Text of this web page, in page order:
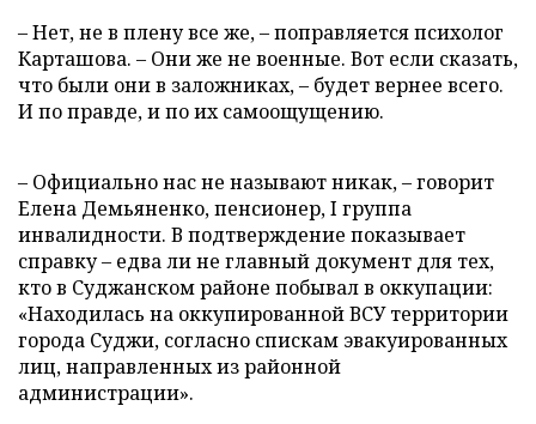
– Нет, не в плену все же, – поправляется психолог
Карташова. – Они же не военные. Вот если сказать,
что были они в заложниках, – будет вернее всего.
И по правде, и по их самоощущению.
– Официально нас не называют никак, – говорит
Елена Демьяненко, пенсионер, I группа
инвалидности. В подтверждение показывает
справку – едва ли не главный документ для тех,
кто в Суджанском районе побывал в оккупации:
«Находилась на оккупированной ВСУ территории
города Суджи, согласно спискам эвакуированных
лиц, направленных из районной
администрации».